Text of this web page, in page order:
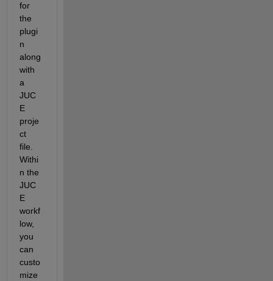
for
the
plugi
n
along
with
a
JUC
E
proje
ct
file.
Withi
n the
JUC
E
workf
low,
you
can
custo
mize